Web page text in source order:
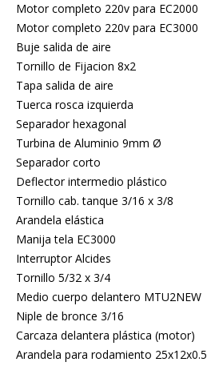
Motor completo 220v para EC2000
Motor completo 220v para EC3000
Buje salida de aire
Tornillo de Fijacion 8x2
Tapa salida de aire
Tuerca rosca izquierda
Separador hexagonal
Turbina de Aluminio 9mm Ø
Separador corto
Deflector intermedio plástico
Tornillo cab. tanque 3/16 x 3/8
Arandela elástica
Manija tela EC3000
Interruptor Alcides
Tornillo 5/32 x 3/4
Medio cuerpo delantero MTU2NEW
Niple de bronce 3/16
Carcaza delantera plástica (motor)
Arandela para rodamiento 25x12x0.5